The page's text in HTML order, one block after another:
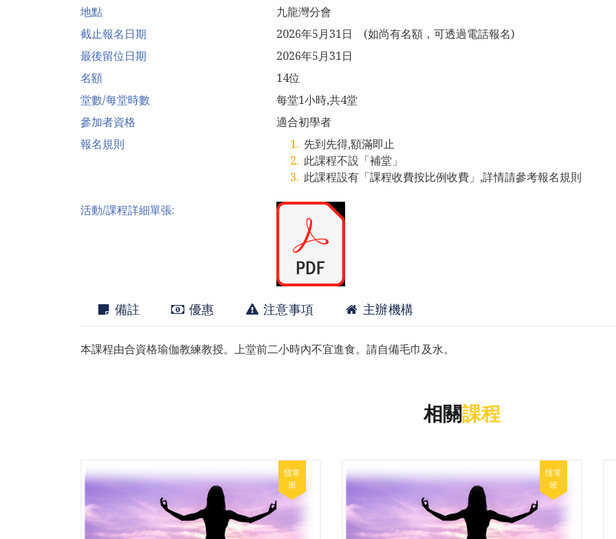
地點
九龍灣分會
截止報名日期
2026年5月31日 (如尚有名額，可透過電話報名)
最後留位日期
2026年5月31日
名額
14位
堂數/每堂時數
每堂1小時,共4堂
參加者資格
適合初學者
報名規則
先到先得,額滿即止
此課程不設「補堂」
此課程設有「課程收費按比例收費」,詳情請參考報名規則
活動/課程詳細單張:
備註 優惠 注意事項 主辦機構
本課程由合資格瑜伽教練教授。上堂前二小時內不宜進食。請自備毛巾及水。
相關課程